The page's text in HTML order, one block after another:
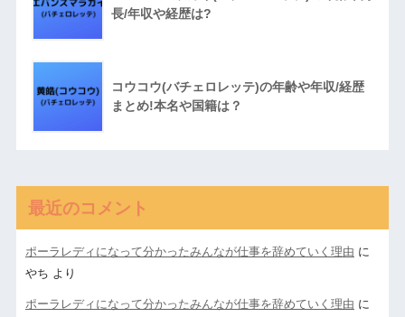
長/年収や経歴は?
コウコウ(バチェロレッテ)の年齢や年収/経歴
まとめ!本名や国籍は？
最近のコメント
ポーラレディになって分かったみんなが仕事を辞めていく理由 に
やち より
ポーラレディになって分かったみんなが仕事を辞めていく理由 に